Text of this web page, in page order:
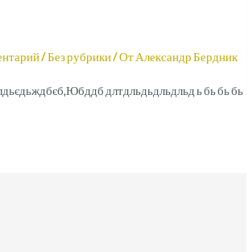
/Без рубрики/ ОтАлександр Бердник
длтдльдьдльдльд ь бь бь бь